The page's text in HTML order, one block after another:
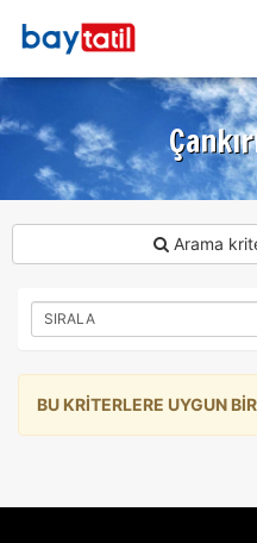
ÇEREZ KULLANIM
Çerez
Daha fazla bilgi içinKVKK
Oturum yönetimi,
gereklidir. Bu çerezler
devre dışı bırakılamaz.
Arama
BU KRİTERLERE UYGUN